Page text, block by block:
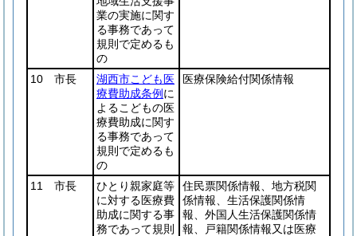
業の実施に関す
る事務であって
規則で定めるも
の
10 市長
湖西市こども医
療費助成条例 に
よるこどもの医
療費助成に関す
る事務であって
規則で定めるも
の
医療保険給付関係情報
11 市長
ひとり親家庭等
に対する医療費
助成に関する事
務であって規則
住民票関係情報、地方税関
係情報、生活保護関係情
報、外国人生活保護関係情
報、戸籍関係情報又は医療